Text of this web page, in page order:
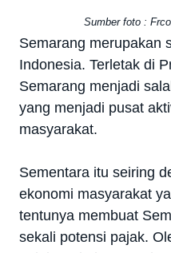
Sumber foto :
Semarang merupakan
Indonesia. Terletak di
Semarang menjadi
yang menjadi pusat
masyarakat.
Sementara itu seiring
ekonomi masyarakat
tentunya membuat
sekali potensi pajak.